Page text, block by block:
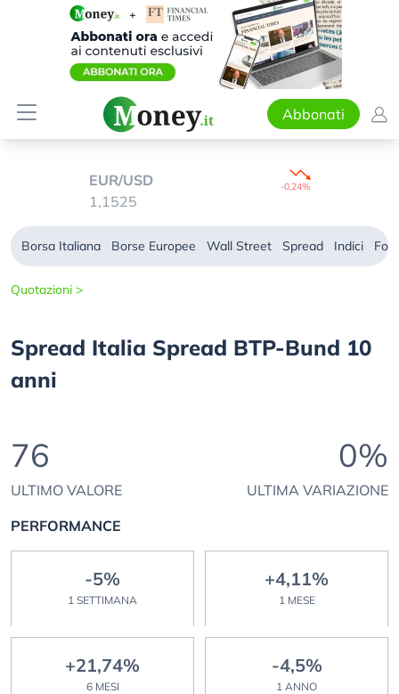
Abbonati
EUR/USD
1,1525
-0,24%
Borsa Italiana Borse Europee Wall Street Spread Indici
Quotazioni >
Spread Italia Spread BTP-Bund 10
anni
76
ULTIMO VALORE
0%
ULTIMA VARIAZIONE
PERFORMANCE
-5%
1 SETTIMANA
+4,11%
1 MESE
+21,74%
6 MESI
-4,5%
1 ANNO